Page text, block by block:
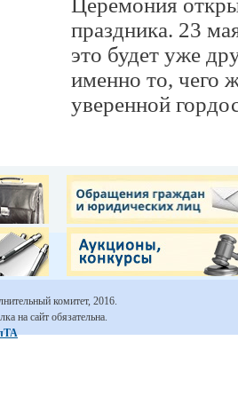
Церемония
праздника. 23
это будет уже
именно то, чего
уверенной
комитет, 2016.
на сайт обязательна.